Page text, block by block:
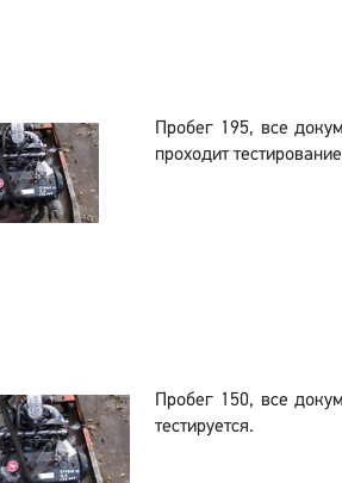
Пробег 195, все
проходит
Пробег 150, все
тестируется.